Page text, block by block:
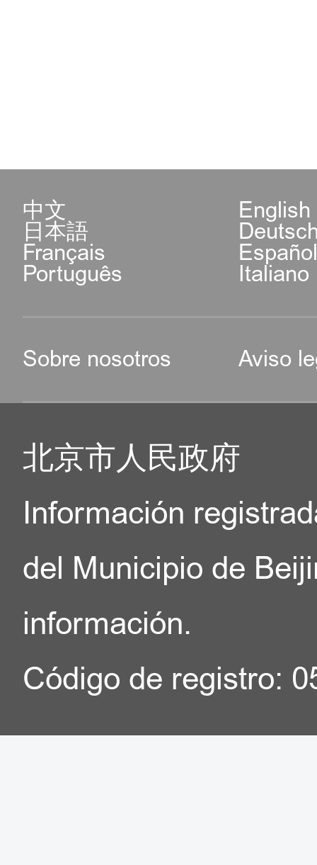
中文 English
日本語
Français
Português Italiano
Sobre nosotros Aviso
北京市人民政府
Información
del Municipio de
información.
Código de registro: